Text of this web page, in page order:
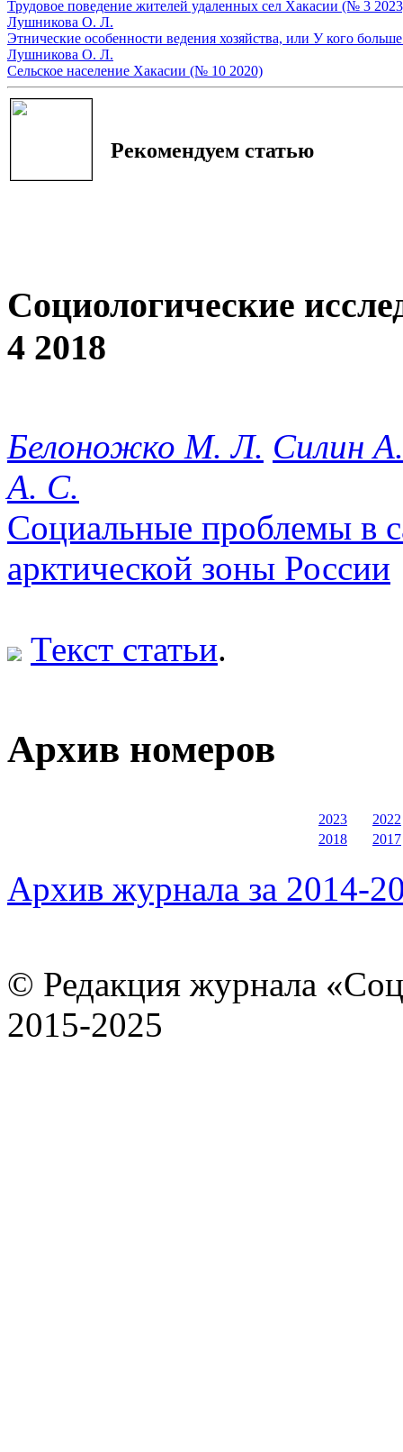
Трудовое поведение жителей удаленных сел Хакасии (№ 3
Лушникова О. Л.
Этнические особенности ведения хозяйства, или У кого
Лушникова О. Л.
Сельское население Хакасии (№ 10 2020)
Рекомендуем статью
Социологические
4 2018
Белоножко М. Л. Силин
А. С.
Социальные проблемы в
арктической зоны России
Текст статьи.
Архив номеров
2023
2022
2018
2017
Архив журнала за 2014-
© Редакция журнала
2015-2025